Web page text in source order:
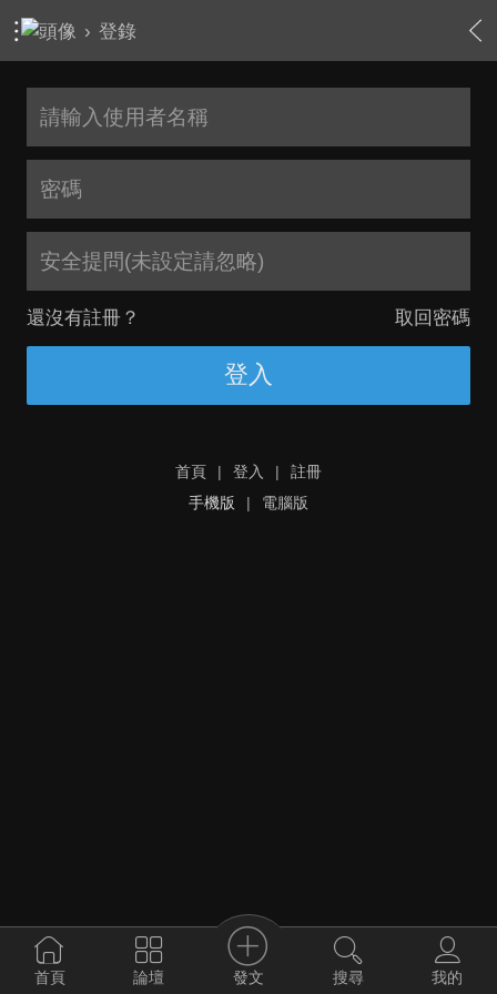
› 登錄
安全提問(未設定請忽略)
還沒有註冊？ 取回密碼
登入
首頁 | 登入 |
註冊
手機版
| 電腦版
首頁 論壇 發文 搜尋 我的